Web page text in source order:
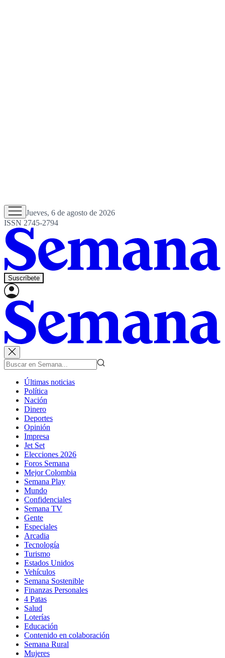
Jueves, 6 de agosto de 2026
ISSN 2745-2794
Suscríbete
Últimas noticias
Política
Nación
Dinero
Deportes
Opinión
Impresa
Jet Set
Elecciones 2026
Foros Semana
Mejor Colombia
Semana Play
Mundo
Confidenciales
Semana TV
Gente
Especiales
Arcadia
Tecnología
Turismo
Estados Unidos
Vehículos
Semana Sostenible
Finanzas Personales
4 Patas
Salud
Loterías
Educación
Contenido en colaboración
Semana Rural
Mujeres